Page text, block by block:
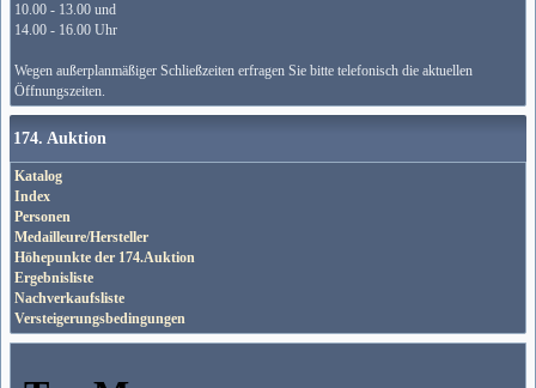
10.00 - 13.00 und
14.00 - 16.00 Uhr
Wegen außerplanmäßiger Schließzeiten erfragen Sie bitte telefonisch die aktuellen
Öffnungszeiten.
174. Auktion
Katalog
Index
Personen
Medailleure/Hersteller
Höhepunkte der 174.Auktion
Ergebnisliste
Nachverkaufsliste
Versteigerungsbedingungen